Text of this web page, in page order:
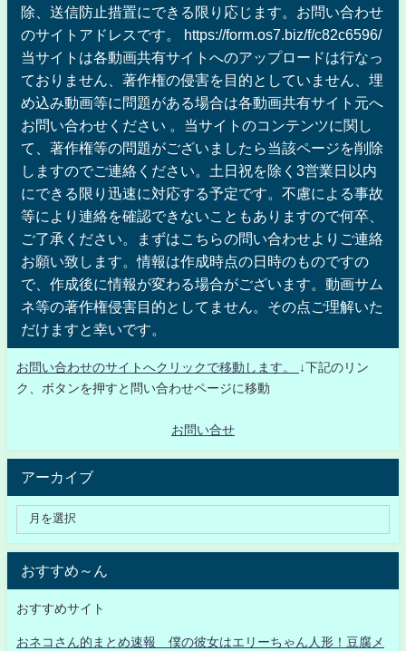
除、送信防止措置にできる限り応じます。お問い合わせ
のサイトアドレスです。 https://form.os7.biz/f/c82c6596/
当サイトは各動画共有サイトへのアップロードは行なっ
ておりません、著作権の侵害を目的としていません、埋
め込み動画等に問題がある場合は各動画共有サイト元へ
お問い合わせください 。当サイトのコンテンツに関し
て、著作権等の問題がございましたら当該ページを削除
しますのでご連絡ください。土日祝を除く3営業日以内
にできる限り迅速に対応する予定です。不慮による事故
等により連絡を確認できないこともありますので何卒、
ご了承ください。まずはこちらの問い合わせよりご連絡
お願い致します。情報は作成時点の日時のものですの
で、作成後に情報が変わる場合がございます。動画サム
ネ等の著作権侵害目的としてません。その点ご理解いた
だけますと幸いです。
お問い合わせのサイトへクリックで移動します。
↓下記のリン
ク、ボタンを押すと問い合わせページに移動
お問い合せ
アーカイブ
おすすめ～ん
おすすめサイト
おネコさん的まとめ速報 僕の彼女はエリーちゃん人形！豆腐メ